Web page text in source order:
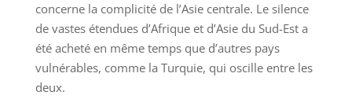
concerne la complicité de l’Asie centrale. Le silence
de vastes étendues d’Afrique et d’Asie du Sud-Est a
été acheté en même temps que d’autres pays
vulnérables, comme la Turquie, qui oscille entre les
deux.